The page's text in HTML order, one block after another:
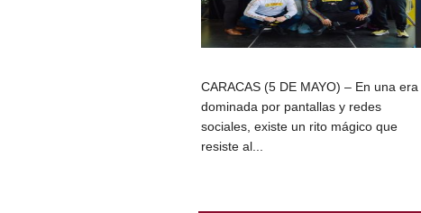
CARACAS (5 DE MAYO) – En una era
dominada por pantallas y redes
sociales, existe un rito mágico que
resiste al...